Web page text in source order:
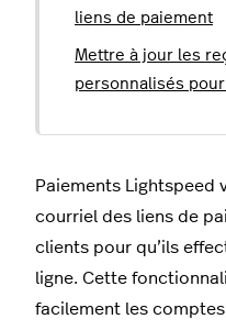
liens de paiement
Mettre à jour les
personnalisés
Paiements Lightspeed
courriel des liens de
clients pour qu’ils
ligne. Cette
facilement les